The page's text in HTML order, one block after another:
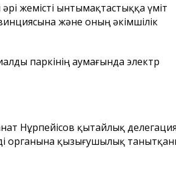
жемісті ынтымақтастыққа үміт
және оның әкімшілік
паркінің аумағында электр
Нұрпейісов қытайлық
органына қызығушылық